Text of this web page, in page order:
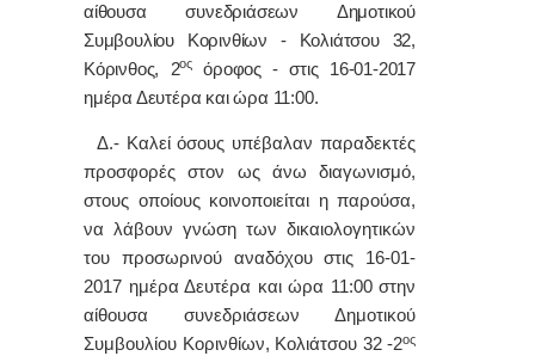
αίθουσα συνεδριάσεων Δημοτικού
Συμβουλίου Κορινθίων - Κολιάτσου 32,
Κόρινθος, 2οςόροφος - στις 16-01-2017
ημέρα Δευτέρα και ώρα 11:00.
Δ.- Καλεί όσους υπέβαλαν παραδεκτές
προσφορές στον ως άνω διαγωνισμό,
στους οποίους κοινοποιείται η παρούσα,
να λάβουν γνώση των δικαιολογητικών
του προσωρινού αναδόχου στις 16-01-
2017 ημέρα Δευτέρα και ώρα 11:00 στην
αίθουσα συνεδριάσεων Δημοτικού
Συμβουλίου Κορινθίων, Κολιάτσου 32 -2ος